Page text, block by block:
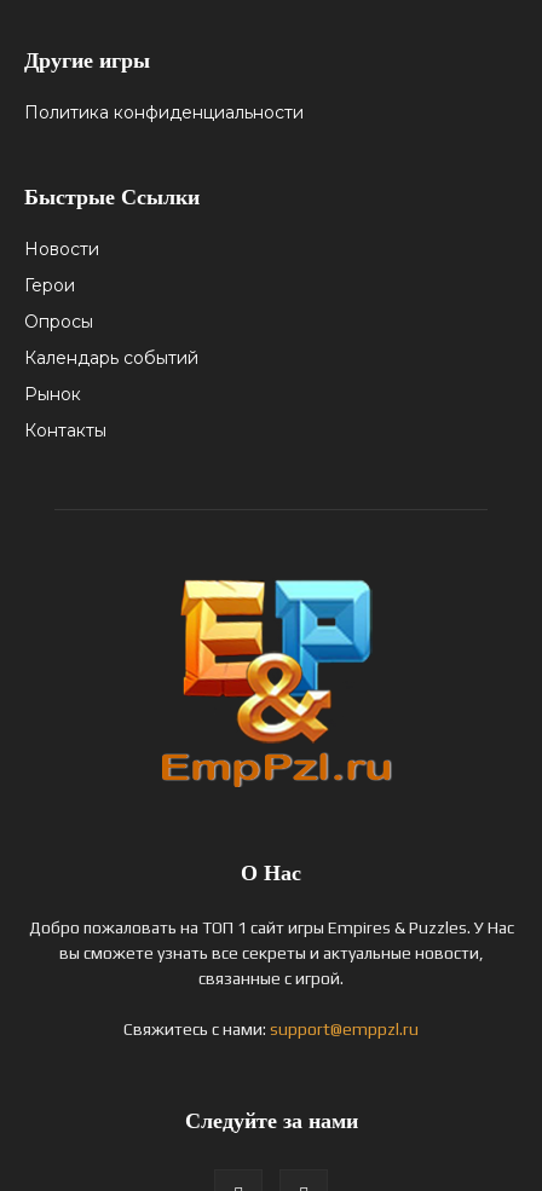
Другие игры
Политика конфиденциальности
Быстрые Ссылки
Новости
Герои
Опросы
Календарь событий
Рынок
Контакты
О Нас
Добро пожаловать на ТОП 1 сайт игры Empires & Puzzles. У Нас
вы сможете узнать все секреты и актуальные новости,
связанные с игрой.
Свяжитесь с нами: support@emppzl.ru
Следуйте за нами